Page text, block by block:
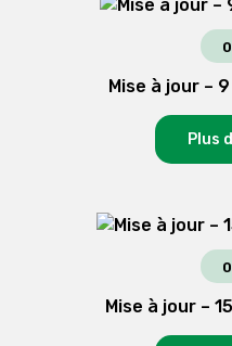
Mise à jour –
Plus
Mise à jour –